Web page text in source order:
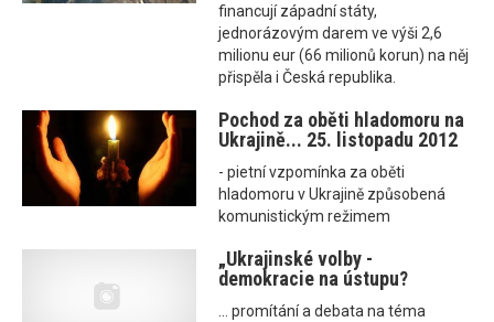
financují západní státy,
jednorázovým darem ve výši 2,6
milionu eur (66 milionů korun) na něj
přispěla i Česká republika.
Pochod za oběti hladomoru na
Ukrajině... 25. listopadu 2012
- pietní vzpomínka za oběti
hladomoru v Ukrajině způsobená
komunistickým režimem
„Ukrajinské volby -
demokracie na ústupu?
... promítání a debata na téma